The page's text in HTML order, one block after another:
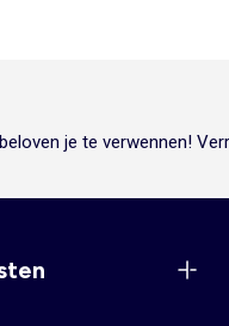
je te verwennen!